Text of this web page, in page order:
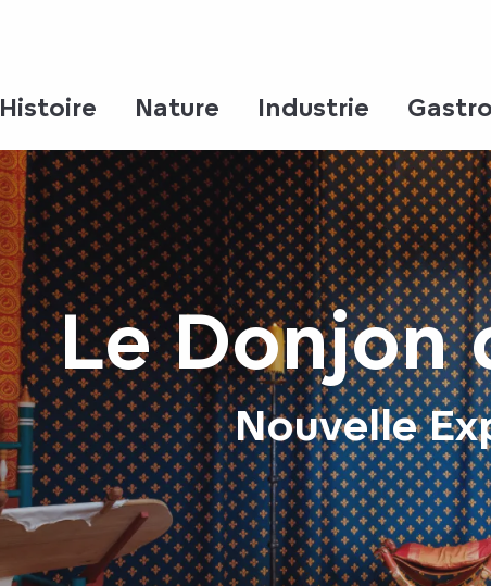
Histoire Nature Industrie
Le Donjon
Nouvelle